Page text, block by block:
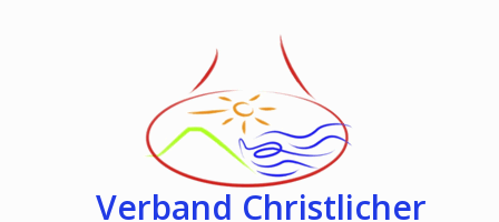
Verband Christlicher